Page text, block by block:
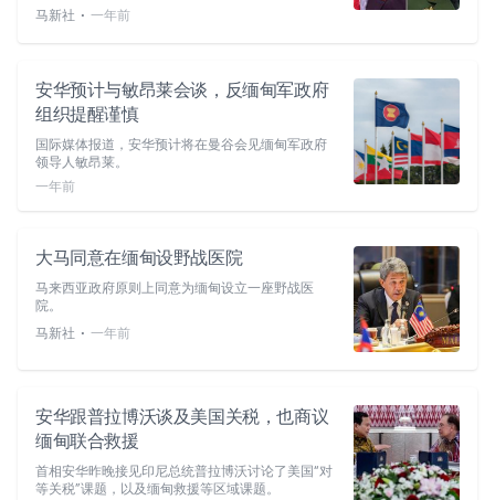
马新社 ⋅ 一年前
安华预计与敏昂莱会谈，反缅甸军政府
组织提醒谨慎
国际媒体报道，安华预计将在曼谷会见缅甸军政府
领导人敏昂莱。
一年前
大马同意在缅甸设野战医院
马来西亚政府原则上同意为缅甸设立一座野战医
院。
马新社 ⋅ 一年前
安华跟普拉博沃谈及美国关税，也商议
缅甸联合救援
首相安华昨晚接见印尼总统普拉博沃讨论了美国“对
等关税”课题，以及缅甸救援等区域课题。